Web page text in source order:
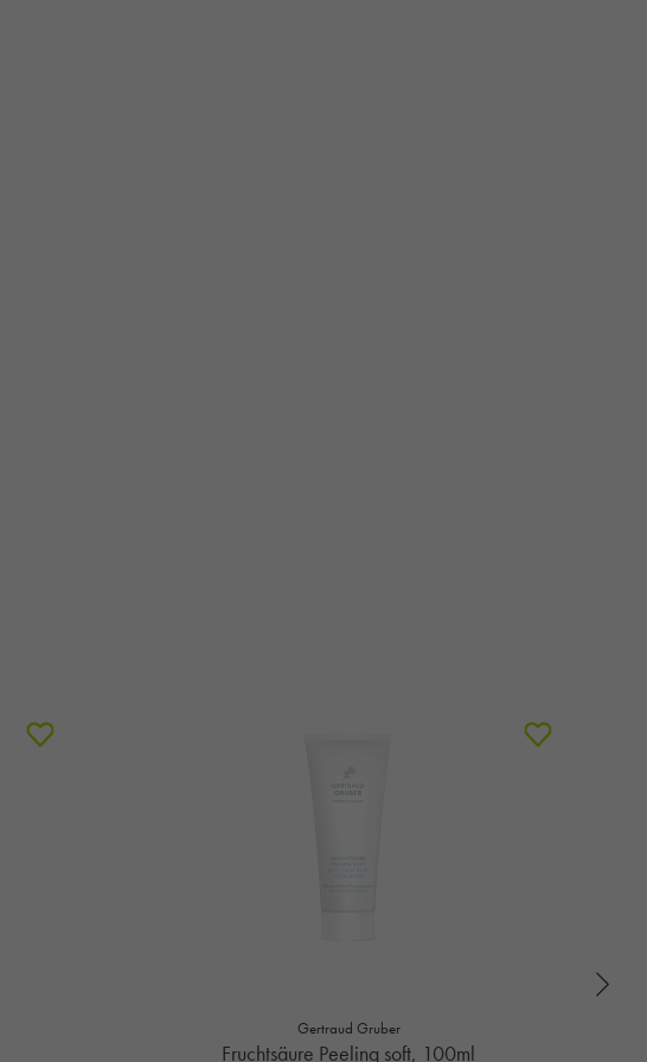
Gertraud Gruber
Fruchtsäure Peeling soft, 100ml